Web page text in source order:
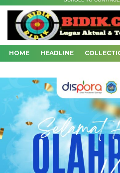
HOME HEADLINE